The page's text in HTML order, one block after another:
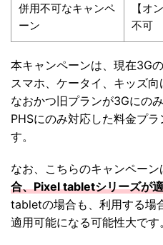
併用不可なキャンペ
ーン
【オ
不可
本キャンペーンは、現在3G
スマホ、ケータイ、キッズ向
なおかつ旧プランが3Gにの
PHSにのみ対応した料金プ
す。
なお、こちらのキャンペーン
合、Pixel tabletシリーズが
tabletの場合も、利用する場
適用可能になる可能性大です。